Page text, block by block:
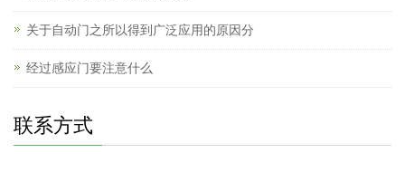
关于自动门之所以得到广泛应用的原因分
经过感应门要注意什么
联系方式